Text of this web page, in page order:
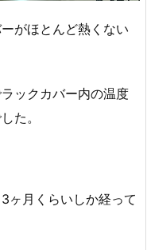
がほとんど熱くない
ックカバー内の温度
た。
ヶ月くらいしか経って